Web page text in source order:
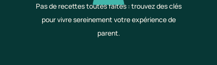
Pas de recettes toutes faites : trouvez des clés
pour vivre sereinement votre expérience de
parent.